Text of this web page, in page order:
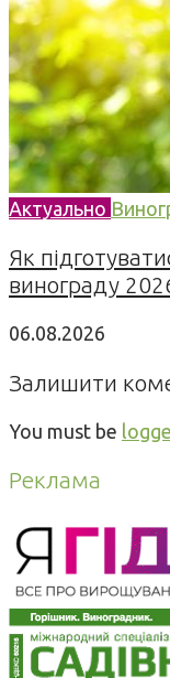
Актуально
Як
винограду
06.08.2026
Залишити
You must be
Реклама